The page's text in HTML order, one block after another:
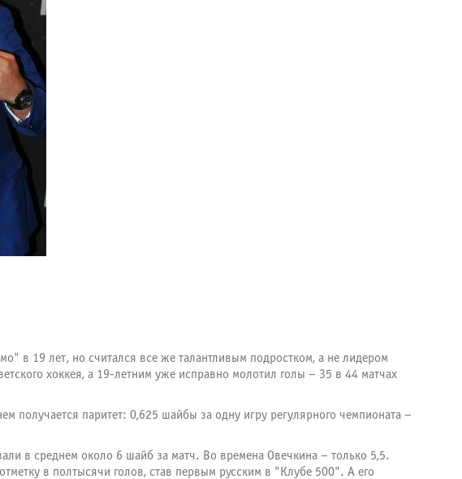
в 19 лет, но считался все же талантливым подростком, а не лидером
хоккея, а 19-летним уже исправно молотил голы – 35 в 44 матчах
паритет: 0,625 шайбы за одну игру регулярного чемпионата –
в среднем около 6 шайб за матч. Во времена Овечкина – только 5,5.
в полтысячи голов, став первым русским в "Клубе 500". А его